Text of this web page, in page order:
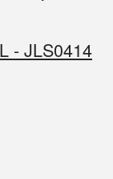
- JLS0414